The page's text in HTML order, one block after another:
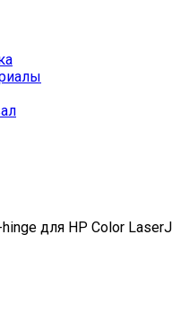
для HP Color